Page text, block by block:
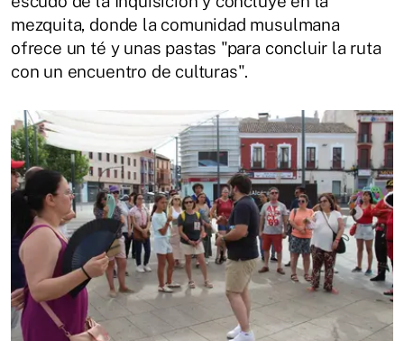
mezquita, donde la comunidad musulmana
ofrece un té y unas pastas "para concluir la ruta
con un encuentro de culturas".